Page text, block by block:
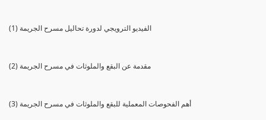
(1) الفيديو الترويجي لدورة تحاليل مسرح الجريمة
(2) مقدمة عن البقع والملوثات في مسرح الجريمة
(3) أهم الفحوصات المعملية للبقع والملوثات في مسرح الجريمة